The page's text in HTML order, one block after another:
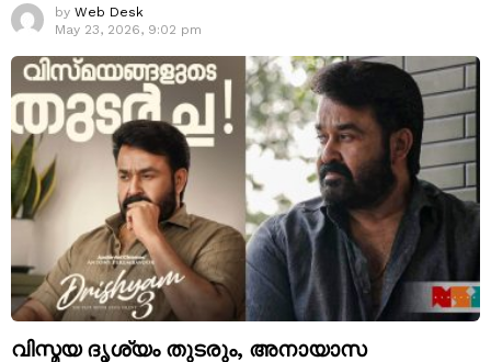
by Web Desk
May 23, 2026, 9:02 pm
വിസ്മയ ദൃശ്യം തുടരും, അനായാസ